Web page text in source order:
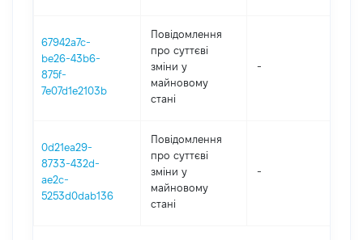
67942a7c-
be26-43b6-
875f-
7e07d1e2103b
Повідомлення
про суттєві
зміни y
майновому
стані
-
0d21ea29-
8733-432d-
ae2c-
5253d0dab136
Повідомлення
про суттєві
зміни y
майновому
стані
-